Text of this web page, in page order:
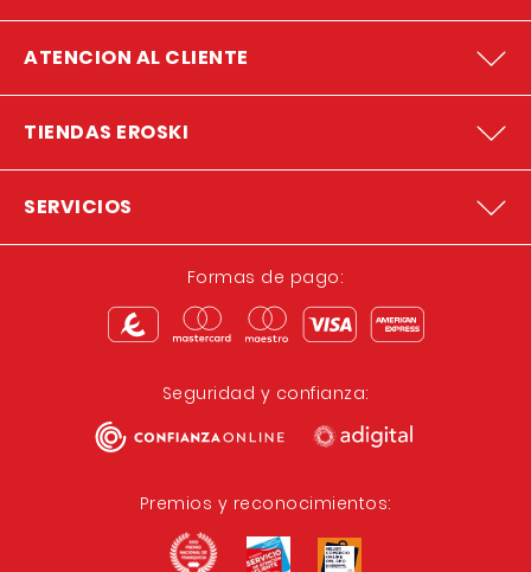
ATENCION AL CLIENTE
TIENDAS EROSKI
SERVICIOS
Formas de pago:
Seguridad y confianza:
Premios y reconocimientos: